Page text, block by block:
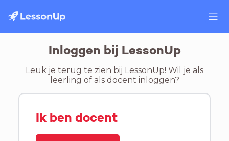
Inloggen bij LessonUp
Leuk je terug te zien bij LessonUp! Wil je als
leerling of als docent inloggen?
Ik ben docent